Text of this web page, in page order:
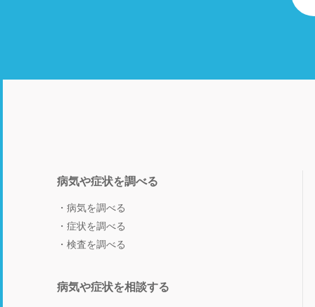
病気や症状を調べる
病気を調べる
症状を調べる
検査を調べる
病気や症状を相談する